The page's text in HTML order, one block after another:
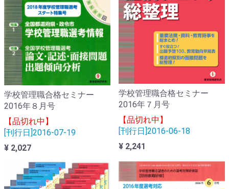
学校管理職合格セミナー
2016年８月号
【品切れ中】
[刊行日]2016-07-19
¥ 2,027
学校管理職合格セミナー
2016年７月号
【品切れ中】
[刊行日]2016-06-18
¥ 2,241